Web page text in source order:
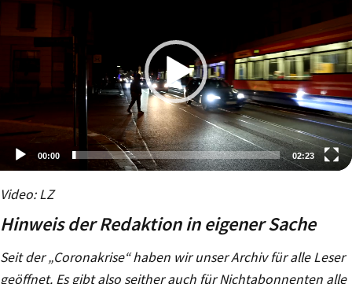
Player
00:00 02:23
Video: LZ
Hinweis der Redaktion in eigener Sache
Seit der „Coronakrise“ haben wir unser Archiv für alle Leser
geöffnet. Es gibt also seither auch für Nichtabonnenten alle